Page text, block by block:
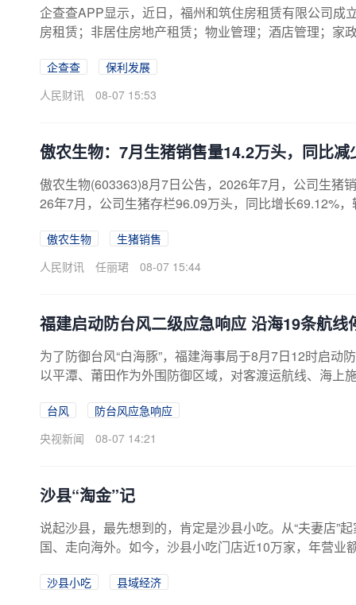
企查查APP显示，近日，福州和筑住房租赁有限公司成
房租赁；非居住房地产租赁；物业管理；酒店管理；家
企查查
保利发展
人民财讯
08-07 15:53
傲农生物：7月生猪销售量14.2万头，同比减
傲农生物(603363)8月7日公告，2026年7月，公司生猪
26年7月，公司生猪存栏96.09万头，同比增长69.12%
傲农生物
生猪销售
人民财讯
任丽珺 08-07 15:44
福建启动防台风二级应急响应 沿海19条航线
为了防御台风“白海豚”，福建海事局于8月7日12时启
以平潭、莆田作为外围防御区域，对客渡运航线、海上
马、黄马两条两岸“小三通”客运航线停航。
台风
防台风应急响应
央视新闻
08-07 14:21
沙县“淘金”记
说起沙县，最先想到的，肯定是沙县小吃。从“夫妻店”
国、走向海外。如今，沙县小吃门店近10万家，年营
位，因地制宜打造县域特色优势产业集群的发展史。盛
沙县小吃
县域经济